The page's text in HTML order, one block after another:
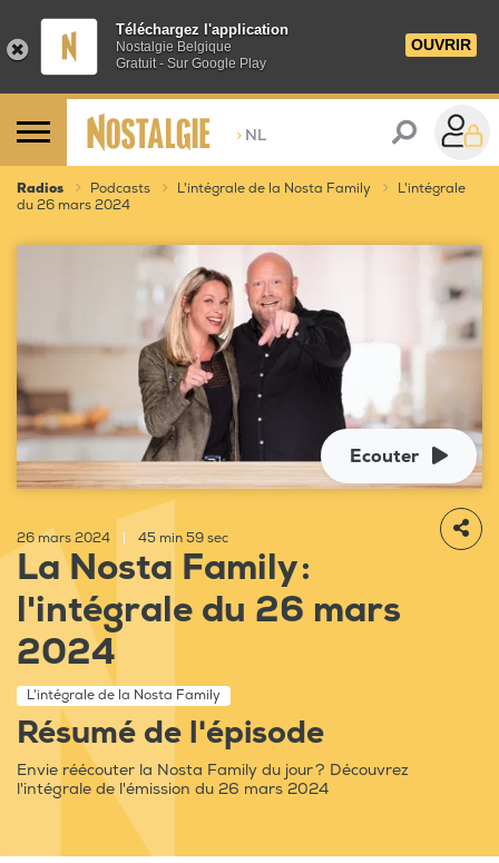
Téléchargez l'application
Nostalgie Belgique
Gratuit - Sur Google Play
OUVRIR
> NL
Radios Podcasts L'intégrale de la Nosta Family
L'intégrale
du 26 mars 2024
Ecouter
26 mars 2024 45 min 59 sec
La Nosta Family :
l'intégrale du 26 mars
2024
L'intégrale de la Nosta Family
Résumé de l'épisode
Envie réécouter la Nosta Family du jour ? Découvrez
l'intégrale de l'émission du 26 mars 2024